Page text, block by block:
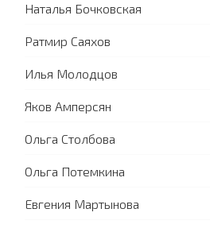
Наталья Бочковская
Ратмир Саяхов
Илья Молодцов
Яков Амперсян
Ольга Столбова
Ольга Потемкина
Евгения Мартынова